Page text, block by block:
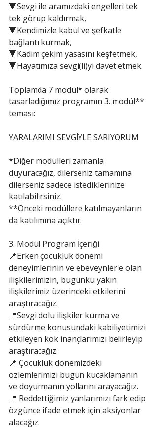
🔻Sevgi ile aramızdaki engelleri tek
tek görüp kaldırmak,
🔻Kendimizle kabul ve şefkatle
bağlantı kurmak,
🔻Kadim çekim yasasını keşfetmek,
🔻Hayatımıza sevgi(li)yi davet etmek.
Toplamda 7 modül* olarak
tasarladığımız programın 3. modül**
teması:
YARALARIMI SEVGİYLE SARIYORUM
*Diğer modülleri zamanla
duyuracağız, dilerseniz tamamına
dilerseniz sadece istediklerinize
katılabilirsiniz.
**Önceki modüllere katılmayanların
da katılımına açıktır.
3. Modül Program İçeriği
📍Erken çocukluk dönemi
deneyimlerinin ve ebeveynlerle olan
ilişkilerimizin, bugünkü yakın
ilişkilerimiz üzerindeki etkilerini
araştıracağız.
📍Sevgi dolu ilişkiler kurma ve
sürdürme konusundaki kabiliyetimizi
etkileyen kök inançlarımızı belirleyip
araştıracağız.
📍 Çocukluk dönemizdeki
özlemlerimizi bugün kucaklamanın
ve doyurmanın yollarını arayacağız.
📍 Reddettiğimiz yanlarımızı fark edip
özgünce ifade etmek için aksiyonlar
alacağız.